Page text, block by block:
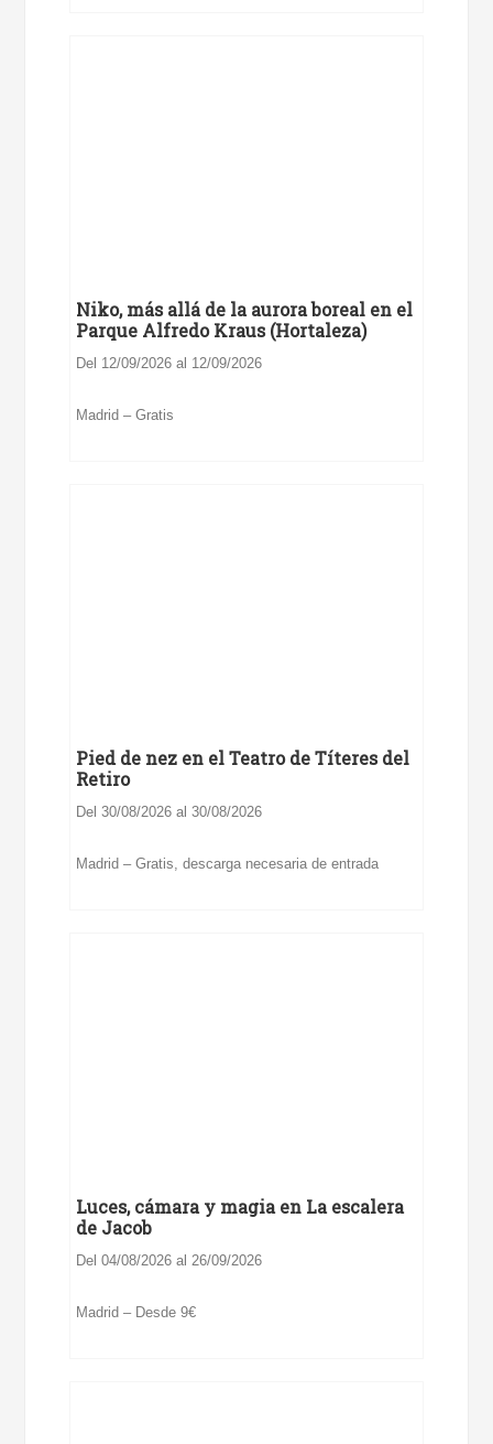
Niko, más allá de la aurora boreal en el
Parque Alfredo Kraus (Hortaleza)
Del 12/09/2026 al 12/09/2026
Madrid – Gratis
Pied de nez en el Teatro de Títeres del
Retiro
Del 30/08/2026 al 30/08/2026
Madrid – Gratis, descarga necesaria de entrada
Luces, cámara y magia en La escalera
de Jacob
Del 04/08/2026 al 26/09/2026
Madrid – Desde 9€